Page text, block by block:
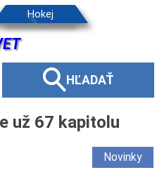
HĽADAŤ
už 67 kapitolu
Novinky